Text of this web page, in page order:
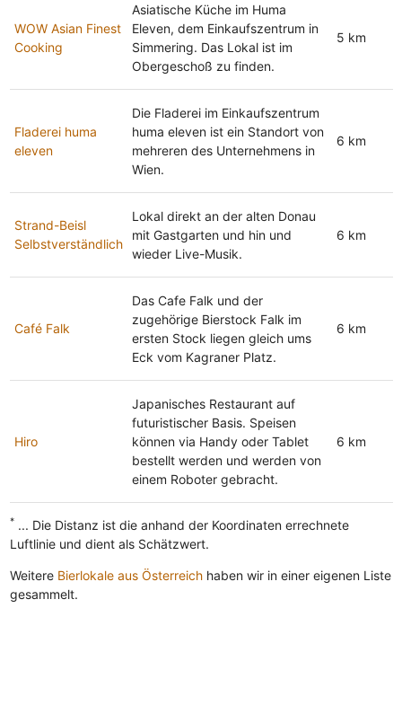
WOW Asian Finest
Cooking
Asiatische Küche im Huma
Eleven, dem Einkaufszentrum in
Simmering. Das Lokal ist im
Obergeschoß zu finden.
5 km
Fladerei huma
eleven
Die Fladerei im Einkaufszentrum
huma eleven ist ein Standort von
mehreren des Unternehmens in
Wien.
6 km
Strand-Beisl
Selbstverständlich
Lokal direkt an der alten Donau
mit Gastgarten und hin und
wieder Live-Musik.
6 km
Café Falk
Das Cafe Falk und der
zugehörige Bierstock Falk im
ersten Stock liegen gleich ums
Eck vom Kagraner Platz.
6 km
Hiro
Japanisches Restaurant auf
futuristischer Basis. Speisen
können via Handy oder Tablet
bestellt werden und werden von
einem Roboter gebracht.
6 km
*... Die Distanz ist die anhand der Koordinaten errechnete
Luftlinie und dient als Schätzwert.
Weitere Bierlokale aus Österreichhaben wir in einer eigenen Liste
gesammelt.